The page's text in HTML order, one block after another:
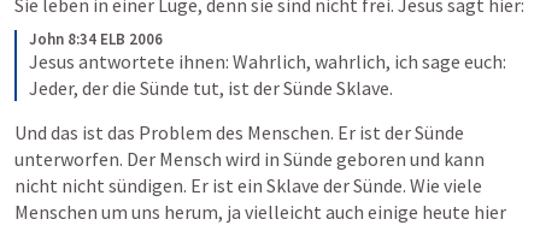
Sie leben in einer Lüge, denn sie sind nicht frei. Jesus sagt hier:
John 8:34 ELB 2006
Jesus antwortete ihnen: Wahrlich, wahrlich, ich sage euch:
Jeder, der die Sünde tut, ist der Sünde Sklave.
Und das ist das Problem des Menschen. Er ist der Sünde
unterworfen. Der Mensch wird in Sünde geboren und kann
nicht nicht sündigen. Er ist ein Sklave der Sünde. Wie viele
Menschen um uns herum, ja vielleicht auch einige heute hier